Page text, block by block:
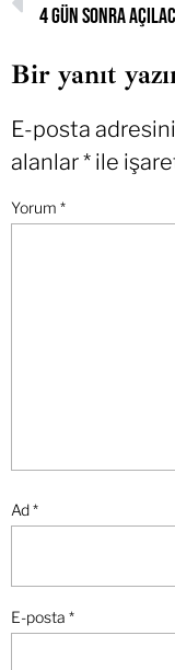
Bir yanıt
E-posta
alanlar* ile
Yorum *
Ad*
E-posta *